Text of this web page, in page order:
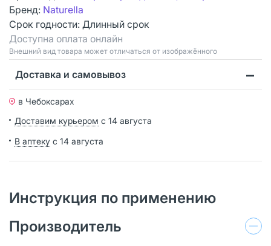
Бренд: Naturella
Срок годности: Длинный срок
Доступна оплата онлайн
Bнешний вид товара может отличаться от изображённого
Доставка и самовывоз
в Чебоксарах
Доставим курьером с 14 августа
В аптеку с 14 августа
Инструкция по применению
Производитель